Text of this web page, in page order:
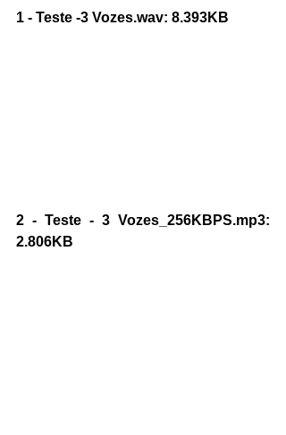
1 - Teste -3 Vozes.wav: 8.393KB
2 - Teste - 3 Vozes_256KBPS.mp3:
2.806KB